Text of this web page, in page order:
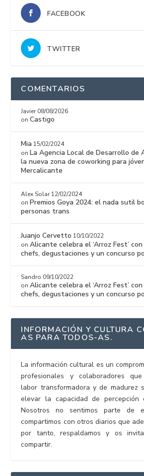
FACEBOOK
TWITTER
COMENTARIOS
Javier 08/08/2026
onCastigo
Mia 15/02/2024
on La Agencia Local de Desarrollo de
la nueva zona de coworking para
Mercalicante
Alex Solar 12/02/2024
on Premios Goya 2024: el nada sutil
personas trans
Juanjo Cervetto 10/10/2022
onAlicante celebra el ‘Arroz Fest’
chefs, degustaciones y un concurso
Sandro 09/10/2022
onAlicante celebra el ‘Arroz Fest’
chefs, degustaciones y un concurso
INFORMACIÓN Y CULTURA
AS PARA TODOS-AS.
La información cultural es un
profesionales y colaboradores
labor transformadora y de madurez
elevar la capacidad de percepción
Nosotros no sentimos parte de
compartimos con otros diarios que
por tanto, respaldamos y os
compartir.